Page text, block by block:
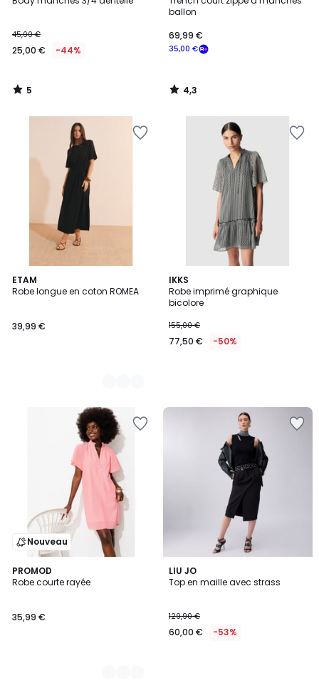
45,00 €
25,00 € -44%
5
/
ballon
35,00 €
69,99 €
4,3
/
ETAM
Robe longue en coton ROMEA
39,99 €
2
Couleurs
IKKS
Robe imprimé graphique
bicolore
155,00 €
77,50 € -50%
Nouveau
PROMOD
Robe courte rayée
35,99 €
2
Couleurs
LIU JO
Top en maille avec strass
129,90 €
60,00 € -53%